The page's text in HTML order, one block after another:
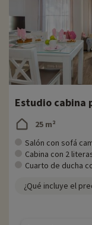
Para obtener
situ (fecha de
etc.), haga clic aquí.
También puede
los meses de verano.
tumbonas a la sombra
perder de vista a sus
El restaurante
Es posible reservar
desayunar en el
recepción.
Estudio cabina
25 m²
Salón con sofá
Cabina con 2
Cuarto de ducha
¿Qué incluye el